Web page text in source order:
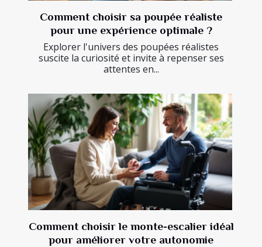
Comment choisir sa poupée réaliste
pour une expérience optimale ?
Explorer l'univers des poupées réalistes
suscite la curiosité et invite à repenser ses
attentes en...
Comment choisir le monte-escalier idéal
pour améliorer votre autonomie